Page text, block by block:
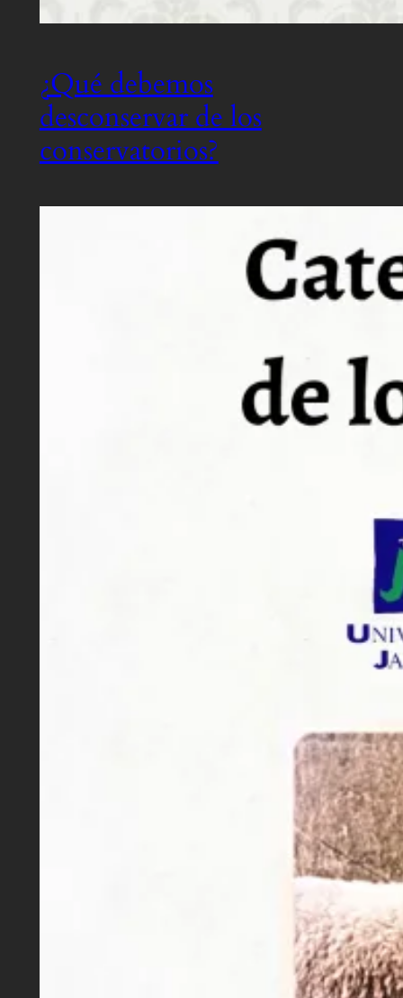
¿Qué debemos
desconservar de los
conservatorios?